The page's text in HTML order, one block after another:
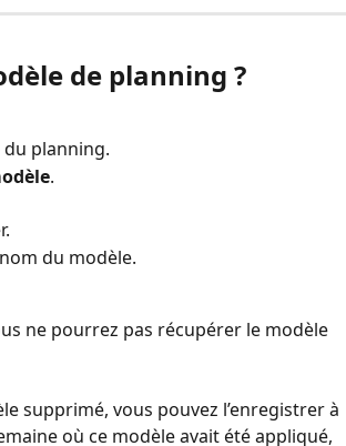
de planning ?
planning.
.
du modèle.
ne pourrez pas récupérer le modèle
supprimé, vous pouvez l’enregistrer à
où ce modèle avait été appliqué,